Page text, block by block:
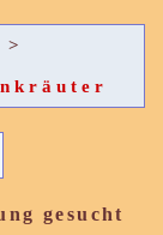
>
gesucht